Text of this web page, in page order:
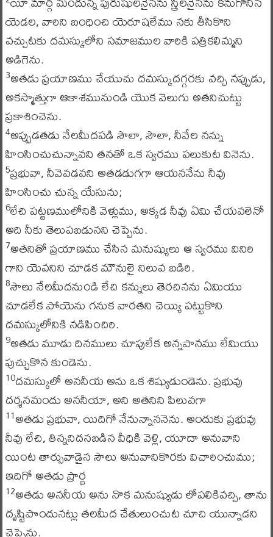
యెడల, వారిని బంధించి యెరూషలేము నకు తీసికొని
వచ్చుటకు దమస్కులోని సమాజముల వారికి పత్రికలిమ్మని
అడిగెను.
3అతడు ప్రయాణము చేయుచు దమస్కుదగ్గరకు వచ్చి నప్పుడు,
అకస్మాత్తుగా ఆకాశమునుండి యొక వెలుగు అతనిచుట్టు
ప్రకాశించెను.
4అప్పుడతడు నేలమీదపడి సౌలా, సౌలా, నీవేల నన్ను
హింసించుచున్నావని తనతో ఒక స్వరము పలుకుట వినెను.
5ప్రభువా, నీవెవడవని అతడడుగగా ఆయననేను నీవు
హింసించు చున్న యేసును;
6లేచి పట్టణములోనికి వెళ్లుము, అక్కడ నీవు ఏమి చేయవలెనో
అది నీకు తెలుపబడునని చెప్పెను.
7అతనితో ప్రయాణము చేసిన మనుష్యులు ఆ స్వరము వినిరి
గాని యెవనిని చూడక మౌనులై నిలువ బడిరి.
8సౌలు నేలమీదనుండి లేచి కన్నులు తెరచినను ఏమియు
చూడలేక పోయెను గనుక వారతని చెయ్యి పట్టుకొని
దమస్కులోనికి నడిపించిరి.
9అతడు మూడు దినములు చూపులేక అన్నపానము లేమియు
పుచ్చుకొన కుండెను.
10దమస్కులో అననీయ అను ఒక శిష్యుడుండెను. ప్రభువు
దర్శనమందు అననీయా, అని అతనిని పిలువగా
11అతడు ప్రభువా, యిదిగో నేనున్నాననెను. అందుకు ప్రభువు
నీవు లేచి, తిన్ననిదనబడిన వీధికి వెళ్లి, యూదా అనువాని
యింట తార్సువాడైన సౌలు అనువానికొరకు విచారించుము;
ఇదిగో అతడు ప్రార్థ
12అతడు అననీయ అను నొక మనుష్యుడు లోపలికివచ్చి, తాను
దృష్టిపొందునట్లు తలమీద చేతులుంచుట చూచి యున్నాడని
చెప్పెను.